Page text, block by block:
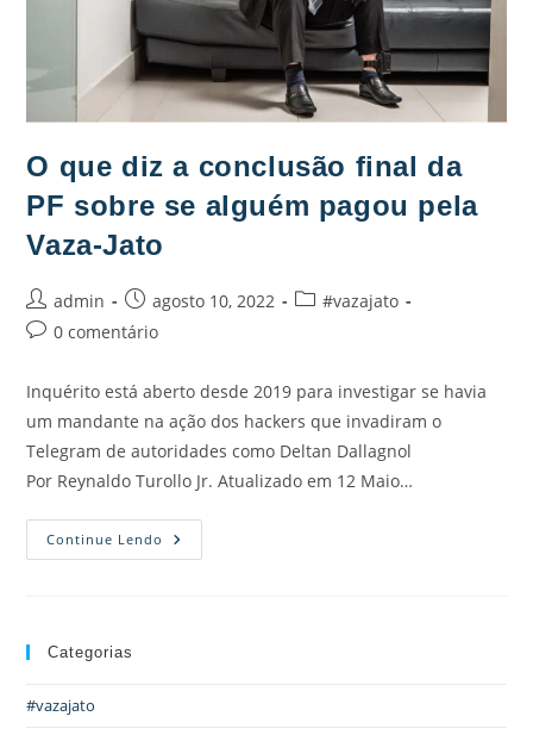
O que diz a conclusão final da
PF sobre se alguém pagou pela
Vaza-Jato
admin agosto 10, 2022
#vazajato
0 comentário
Inquérito está aberto desde 2019 para investigar se havia
um mandante na ação dos hackers que invadiram o
Telegram de autoridades como Deltan Dallagnol
Por Reynaldo Turollo Jr. Atualizado em 12 Maio…
Continue Lendo
Categorias
#vazajato